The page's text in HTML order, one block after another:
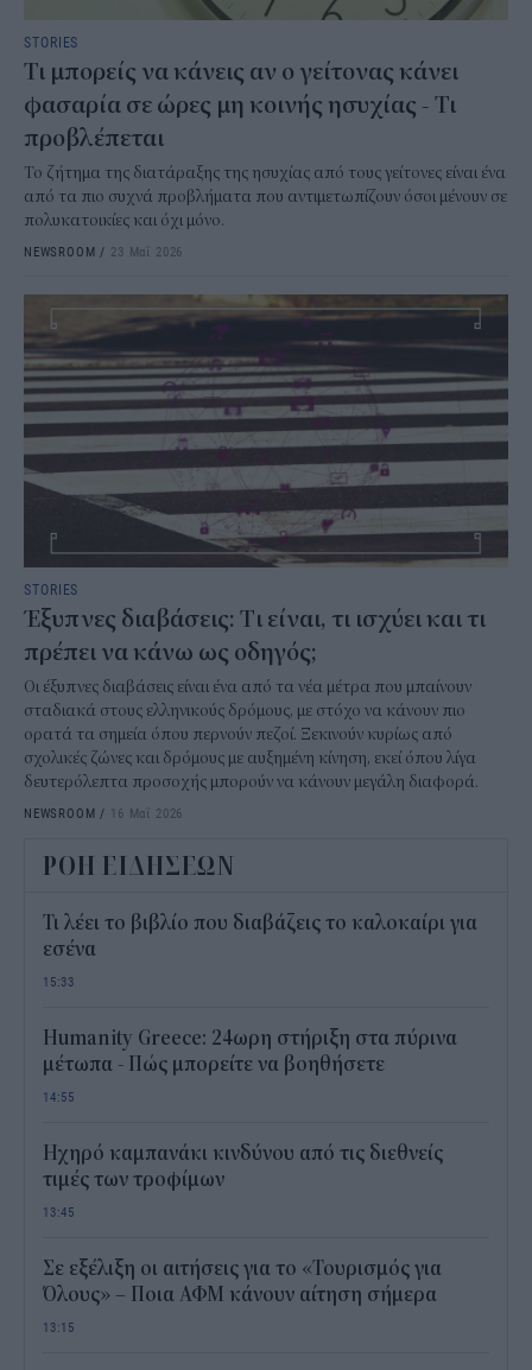
STORIES
Τι μπορείς να κάνεις αν ο γείτονας κάνει
φασαρία σε ώρες μη κοινής ησυχίας - Τι
προβλέπεται
Το ζήτημα της διατάραξης της ησυχίας από τους γείτονες είναι ένα
από τα πιο συχνά προβλήματα που αντιμετωπίζουν όσοι μένουν σε
πολυκατοικίες και όχι μόνο.
NEWSROOM / 23 Μαΐ 2026
STORIES
Έξυπνες διαβάσεις: Tι είναι, τι ισχύει και τι
πρέπει να κάνω ως οδηγός;
Οι έξυπνες διαβάσεις είναι ένα από τα νέα μέτρα που μπαίνουν
σταδιακά στους ελληνικούς δρόμους, με στόχο να κάνουν πιο
ορατά τα σημεία όπου περνούν πεζοί. Ξεκινούν κυρίως από
σχολικές ζώνες και δρόμους με αυξημένη κίνηση, εκεί όπου λίγα
δευτερόλεπτα προσοχής μπορούν να κάνουν μεγάλη διαφορά.
NEWSROOM / 16 Μαΐ 2026
ΡΟΗ ΕΙΔΗΣΕΩΝ
Τι λέει το βιβλίο που διαβάζεις το καλοκαίρι για
εσένα
15:33
Humanity Greece: 24ωρη στήριξη στα πύρινα
μέτωπα - Πώς μπορείτε να βοηθήσετε
14:55
Ηχηρό καμπανάκι κινδύνου από τις διεθνείς
τιμές των τροφίμων
13:45
Σε εξέλιξη οι αιτήσεις για το «Τουρισμός για
Όλους» – Ποια ΑΦΜ κάνουν αίτηση σήμερα
13:15